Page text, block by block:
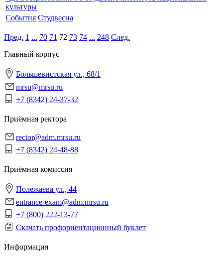
культуры
События Студвесна
Пред. 1 ... 70 71 72 73 74 ... 248 След.
Главный корпус
Большевистская ул., 68/1
mrsu@mrsu.ru
+7 (8342) 24-37-32
Приёмная ректора
rector@adm.mrsu.ru
+7 (8342) 24-48-88
Приёмная комиссия
Полежаева ул., 44
entrance-exam@adm.mrsu.ru
+7 (800) 222-13-77
Скачать профориентационный буклет
Информация